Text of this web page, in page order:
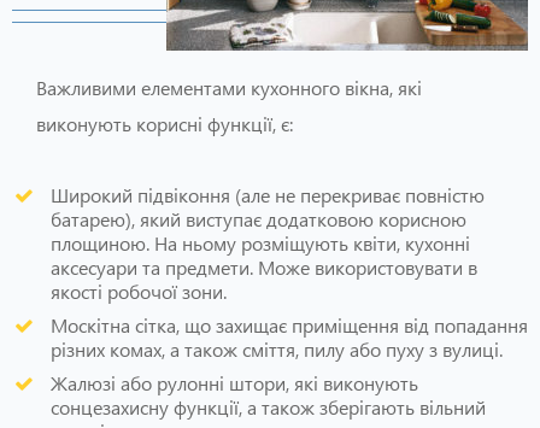
Важливими елементами кухонного вікна, які
виконують корисні функції, є:
Широкий підвіконня (але не перекриває повністю
батарею), який виступає додатковою корисною
площиною. На ньому розміщують квіти, кухонні
аксесуари та предмети. Може використовувати в
якості робочої зони.
Москітна сітка, що захищає приміщення від попадання
різних комах, а також сміття, пилу або пуху з вулиці.
Жалюзі або рулонні штори, які виконують
сонцезахисну функції, а також зберігають вільний